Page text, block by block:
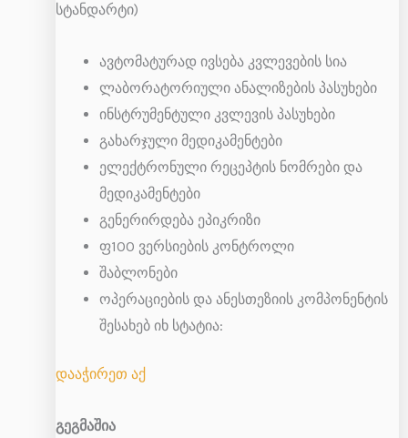
სტანდარტი)
ავტომატურად ივსება კვლევების სია
ლაბორატორიული ანალიზების პასუხები
ინსტრუმენტული კვლევის პასუხები
გახარჯული მედიკამენტები
ელექტრონული რეცეპტის ნომრები და
მედიკამენტები
გენერირდება ეპიკრიზი
ფ100 ვერსიების კონტროლი
შაბლონები
ოპერაციების და ანესთეზიის კომპონენტის
შესახებ იხ სტატია:
დააჭირეთ აქ
გეგმაშია